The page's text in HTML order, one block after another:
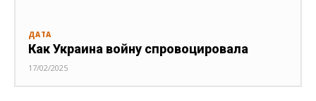
ДАТА
Как Украина войну спровоцировала
17/02/2025